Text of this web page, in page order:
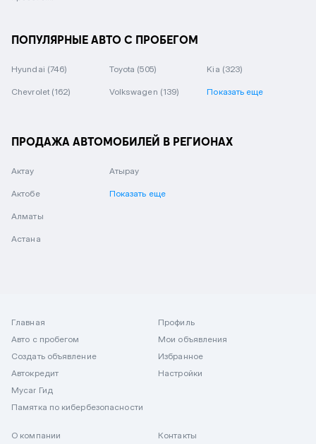
ПОПУЛЯРНЫЕ АВТО С ПРОБЕГОМ
Hyundai (746) Toyota (505) Kia (323)
Chevrolet (162) Volkswagen (139) Показать еще
ПРОДАЖА АВТОМОБИЛЕЙ В РЕГИОНАХ
Актау
Актобе
Алматы
Астана
Атырау
Показать еще
Главная
Авто с пробегом
Создать объявление
Автокредит
Mycar Гид
Памятка по кибербезопасности
Профиль
Мои объявления
Избранное
Настройки
О компании
Контакты